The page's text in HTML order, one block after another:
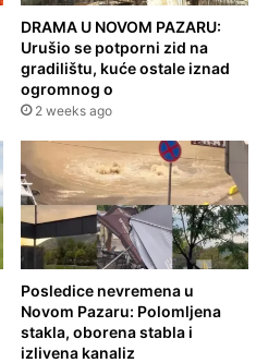
DRAMA U NOVOM PAZARU:
Urušio se potporni zid na
gradilištu, kuće ostale iznad
ogromnog o
2 weeks ago
Posledice nevremena u
Novom Pazaru: Polomljena
stakla, oborena stabla i
izlivena kanaliz